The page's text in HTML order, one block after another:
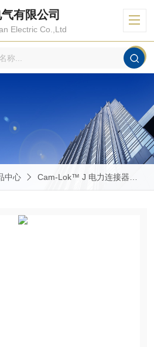
有限公司
Electric Co.,Ltd
中心 Cam-Lok™ J 电力连接器